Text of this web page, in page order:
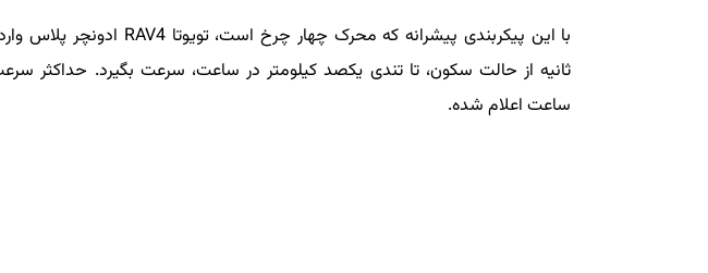
ساعت اعلام شده.